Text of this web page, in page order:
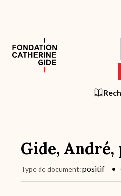
principal
Gide, André,
Type de document positif